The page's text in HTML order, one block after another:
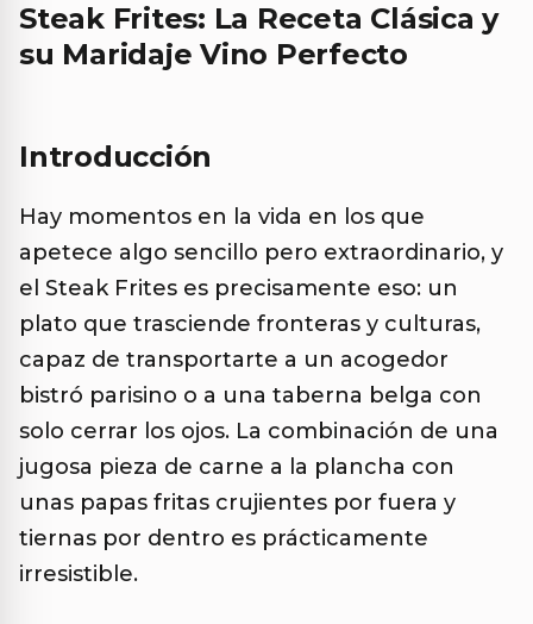
Steak Frites: La Receta Clásica y
su Maridaje Vino Perfecto
Introducción
Hay momentos en la vida en los que
apetece algo sencillo pero extraordinario, y
el Steak Frites es precisamente eso: un
plato que trasciende fronteras y culturas,
capaz de transportarte a un acogedor
bistró parisino o a una taberna belga con
solo cerrar los ojos. La combinación de una
jugosa pieza de carne a la plancha con
unas papas fritas crujientes por fuera y
tiernas por dentro es prácticamente
irresistible.